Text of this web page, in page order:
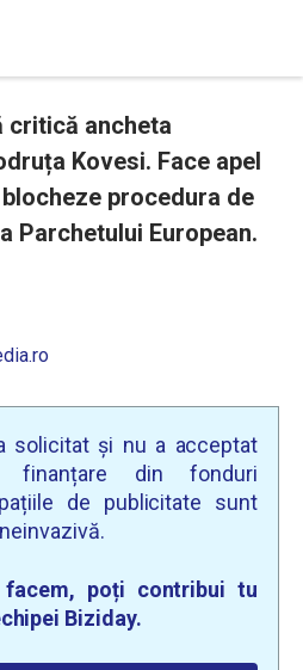
critică ancheta
Kovesi. Face apel
blocheze procedura de
Parchetului European.
solicitat și nu a acceptat
din fonduri
de publicitate sunt
poți contribui tu
Biziday.